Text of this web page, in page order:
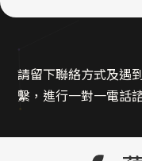
請留下聯絡方式及遇
繫，進行一對一電話